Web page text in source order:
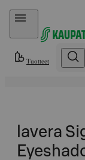
Hyppää sisältöön
Tuotteet
lavera